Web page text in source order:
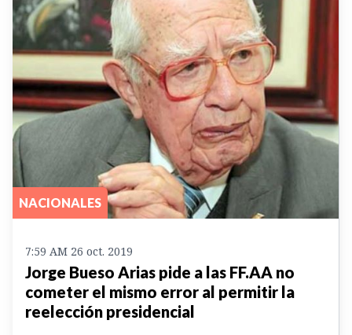
NACIONALES
7:59 AM 26 oct. 2019
Jorge Bueso Arias pide a las FF.AA no
cometer el mismo error al permitir la
reelección presidencial